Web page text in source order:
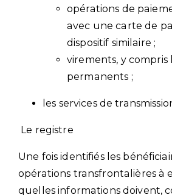
opérations de
avec une carte de
dispositif similaire ;
virements, y compris
permanents ;
les services de
Le registre
Une fois identifiés les
opérations transfrontalières à
quelles informations doivent,